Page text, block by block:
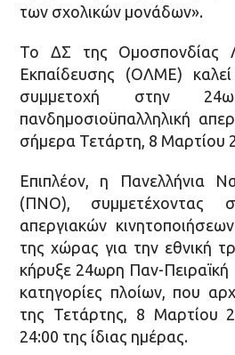
των σχολικών μονάδων».
Το ΔΣ της Ομοσπονδίας
Εκπαίδευσης (ΟΛΜΕ)
συμμετοχή στην
πανδημοσιοϋπαλληλική
σήμερα Τετάρτη, 8 Μαρτίου
Επιπλέον, η Πανελλήνια
(ΠΝΟ), συμμετέχοντας
απεργιακών
της χώρας για την εθνική
κήρυξε 24ωρη Παν-Πειραϊκή
κατηγορίες πλοίων, που
της Τετάρτης, 8 Μαρτίου
24:00 της ίδιας ημέρας.